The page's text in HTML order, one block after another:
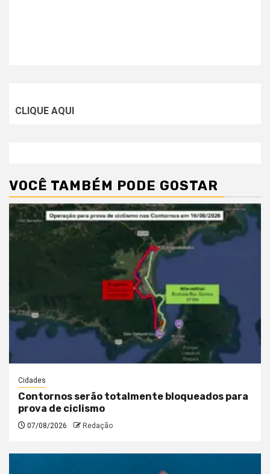
CLIQUE AQUI
VOCÊ TAMBÉM PODE GOSTAR
Cidades
Contornos serão totalmente bloqueados para
prova de ciclismo
07/08/2026 Redação